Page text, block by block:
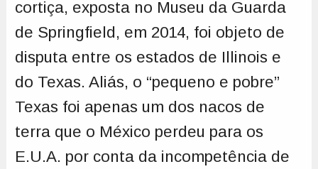
cortiça, exposta no Museu da Guarda
de Springfield, em 2014, foi objeto de
disputa entre os estados de Illinois e
do Texas. Aliás, o “pequeno e pobre”
Texas foi apenas um dos nacos de
terra que o México perdeu para os
E.U.A. por conta da incompetência de